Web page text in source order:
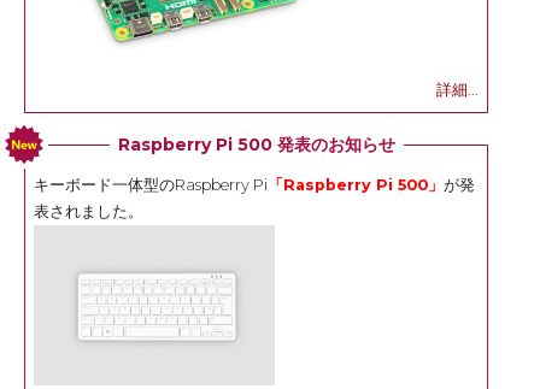
詳細...
Raspberry Pi 500 発表のお知らせ
キーボード一体型のRaspberry Pi 「Raspberry Pi 500」 が発
表されました。